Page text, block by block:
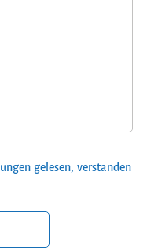
gelesen, verstanden